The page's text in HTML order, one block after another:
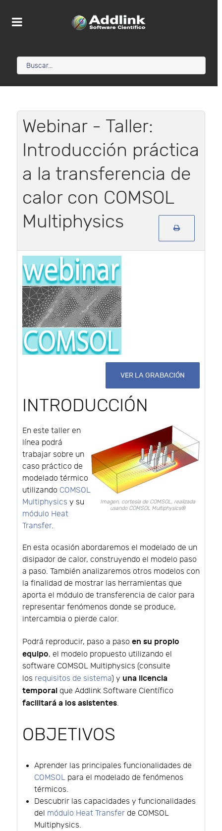
Webinar - Taller:
Introducción práctica
a la transferencia de
calor con COMSOL
Multiphysics
VER LA GRABACIÓN
INTRODUCCIÓN
Imagen, cortesía de COMSOL, realizada
usando COMSOL Multiphysics®
En este taller en
línea podrá
trabajar sobre un
caso práctico de
modelado térmico
utilizando COMSOL
Multiphysics y su
módulo Heat
Transfer.
En esta ocasión abordaremos el modelado de un
disipador de calor, construyendo el modelo paso
a paso. También analizaremos otros modelos con
la finalidad de mostrar las herramientas que
aporta el módulo de transferencia de calor para
representar fenómenos donde se produce,
intercambia o pierde calor.
Podrá reproducir, paso a paso en su propio
equipo, el modelo propuesto utilizando el
software COMSOL Multiphysics (consulte
los requisitos de sistema) y una licencia
temporal que Addlink Software Científico
facilitará a los asistentes.
OBJETIVOS
Aprender las principales funcionalidades de
COMSOL para el modelado de fenómenos
térmicos.
Descubrir las capacidades y funcionalidades
del módulo Heat Transfer de COMSOL
Multiphysics.